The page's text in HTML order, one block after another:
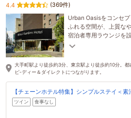
4.4
(369件)
Urban Oasisをコンセ
ふれる空間が、上質な
宿泊者専用ラウンジを
茶、小菓子をご用意し
大手町駅より徒歩約3分、東京駅より徒歩約10分。都
ピ-ディー＆ダイレクトにつながります。
【チェーンホテル特集】シンプルステイ＜素
ツイン 食事なし